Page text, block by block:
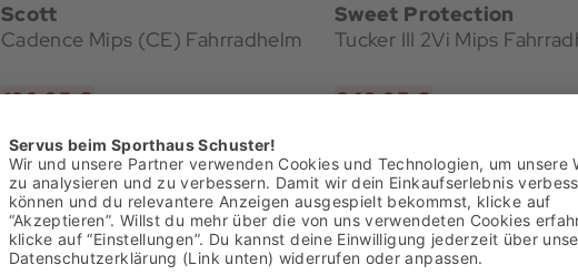
Scott
Cadence Mips (CE) Fahrradhelm
199,95 €
UVP: 249,95 €
Sweet Protection
Tucker III 2Vi Mips
249,95 €